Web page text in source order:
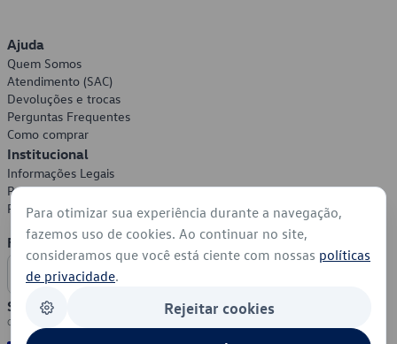
Ajuda
Quem Somos
Atendimento (SAC)
Devoluções e trocas
Perguntas Frequentes
Como comprar
Institucional
Informações Legais
Política de Privacidade
Política de Cookies
Formas de Pagamento
Segurança
Para otimizar sua experiência durante a navegação,
fazemos uso de cookies. Ao continuar no site,
consideramos que você está ciente com nossas políticas
de privacidade.
Rejeitar cookies